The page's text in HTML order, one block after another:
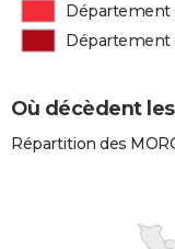
Département
Département
Où décèdent les
Répartition des